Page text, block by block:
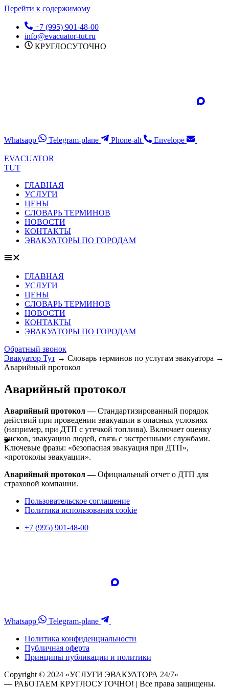
Перейти к содержимому
+7 (995) 901-48-00
info@evacuator-tut.ru
КРУГЛОСУТОЧНО
Whatsapp Telegram-plane Phone-alt Envelope
EVACUATOR
TUT
ГЛАВНАЯ
УСЛУГИ
ЦЕНЫ
СЛОВАРЬ ТЕРМИНОВ
НОВОСТИ
КОНТАКТЫ
ЭВАКУАТОРЫ ПО ГОРОДАМ
ГЛАВНАЯ
УСЛУГИ
ЦЕНЫ
СЛОВАРЬ ТЕРМИНОВ
НОВОСТИ
КОНТАКТЫ
ЭВАКУАТОРЫ ПО ГОРОДАМ
Обратный звонок
Эвакуатор Тут → Словарь терминов по услугам эвакуатора →
Аварийный протокол
Аварийный протокол
Аварийный протокол —Стандартизированный порядок
действий при проведении эвакуации в опасных условиях
(например, при ДТП с утечкой топлива). Включает оценку
рисков, эвакуацию людей, связь с экстренными службами.
Ключевые фразы: «безопасная эвакуация при ДТП»,
«протоколы эвакуации».
Аварийный протокол —Официальный отчет о ДТП для
страховой компании.
Пользовательское соглашение
Политика использования cookie
+7 (995) 901-48-00
Whatsapp
Telegram-plane
Политика конфиденциальности
Публичная оферта
Принципы публикации и политики
Copyright © 2024 «УСЛУГИ ЭВАКУАТОРА 24/7»
— РАБОТАЕМ КРУГЛОСУТОЧНО! | Все права защищены.